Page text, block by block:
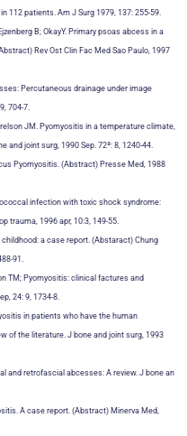
112 patients. Am J Surg 1979, 137: 255-59.
B; OkayY. Primary psoas abcess in a
Rev Ost Clin Fac Med Sao Paulo, 1997
Percutaneous drainage under image
704-7.
JM. Pyomyositis in a temperature climate,
and joint surg, 1990 Sep. 72ª: 8, 1240-44.
Pyomyositis. (Abstract) Presse Med, 1988
infection with toxic shock syndrome:
trauma, 1996 apr, 10:3, 149-55.
childhood: a case report. (Abstaract) Chung
91.
TM; Pyomyositis: clinical factures and
24: 9, 1734-8.
in patients who have the human
of the literature. J bone and joint surg, 1993
and retrofascial abcesses: A review. J bone an
A case report. (Abstract) Minerva Med,